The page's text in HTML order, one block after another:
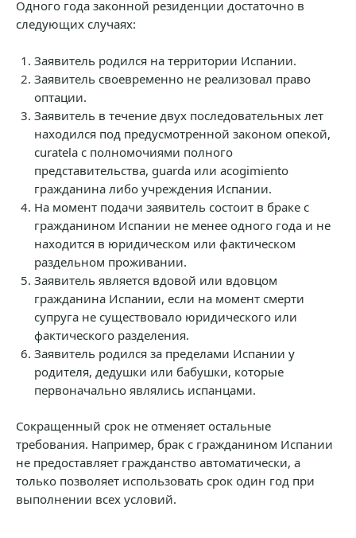
Одного года законной резиденции достаточно в
следующих случаях:
Заявитель родился на территории Испании.
Заявитель своевременно не реализовал право
оптации.
Заявитель в течение двух последовательных лет
находился под предусмотренной законом опекой,
curatela с полномочиями полного
представительства, guarda или acogimiento
гражданина либо учреждения Испании.
На момент подачи заявитель состоит в браке с
гражданином Испании не менее одного года и не
находится в юридическом или фактическом
раздельном проживании.
Заявитель является вдовой или вдовцом
гражданина Испании, если на момент смерти
супруга не существовало юридического или
фактического разделения.
Заявитель родился за пределами Испании у
родителя, дедушки или бабушки, которые
первоначально являлись испанцами.
Сокращенный срок не отменяет остальные
требования. Например, брак с гражданином Испании
не предоставляет гражданство автоматически, а
только позволяет использовать срок один год при
выполнении всех условий.